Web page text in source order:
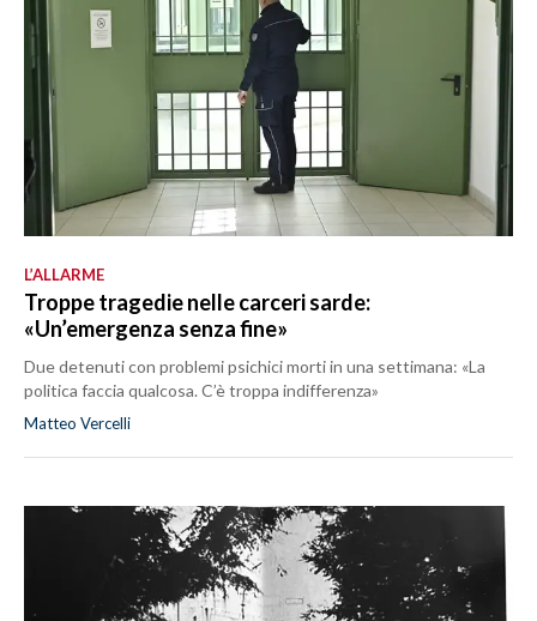
L’ALLARME
Troppe tragedie nelle carceri sarde:
«Un’emergenza senza fine»
Due detenuti con problemi psichici morti in una settimana: «La
politica faccia qualcosa. C’è troppa indifferenza»
Matteo Vercelli